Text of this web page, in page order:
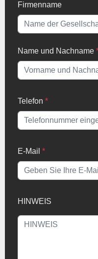
Firmenname
Name und Nachname
Telefon *
E-Mail *
HINWEIS